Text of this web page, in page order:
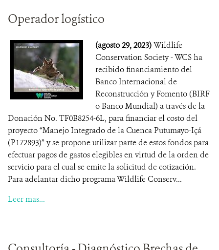
Operador logístico
(agosto 29, 2023)Wildlife
Conservation Society - WCS ha
recibido financiamiento del
Banco Internacional de
Reconstrucción y Fomento (BIRF
o Banco Mundial) a través de la
Donación No. TF0B8254-6L, para financiar el costo del
proyecto “Manejo Integrado de la Cuenca Putumayo-Içá
(P172893)” y se propone utilizar parte de estos fondos para
efectuar pagos de gastos elegibles en virtud de la orden de
servicio para el cual se emite la solicitud de cotización.
Para adelantar dicho programa Wildlife Conserv...
Leer mas...